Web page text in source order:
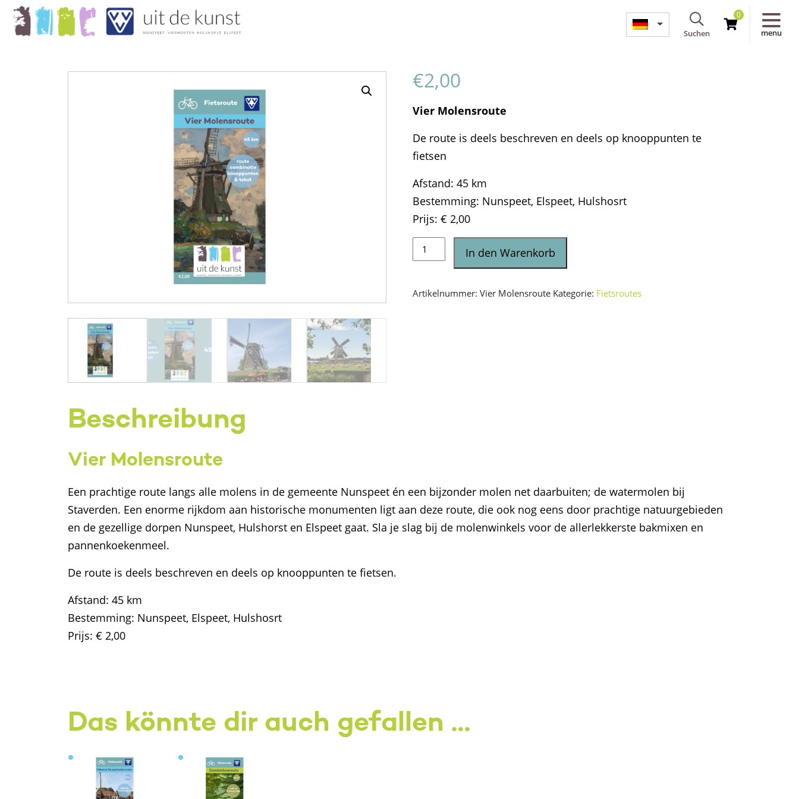
Suchen
0
menu
€2,00
Vier Molensroute
De route is deels beschreven en deels op knooppunten te
fietsen
Afstand: 45 km
Bestemming: Nunspeet, Elspeet, Hulshosrt
Prijs: € 2,00
Vier
Molensroute
Menge
In den Warenkorb
Artikelnummer:Vier Molensroute Kategorie: Fietsroutes
Beschreibung
Vier Molensroute
Een prachtige route langs alle molens in de gemeente Nunspeet én een bijzonder molen net daarbuiten; de watermolen bij
Staverden. Een enorme rijkdom aan historische monumenten ligt aan deze route, die ook nog eens door prachtige natuurgebieden
en de gezellige dorpen Nunspeet, Hulshorst en Elspeet gaat. Sla je slag bij de molenwinkels voor de allerlekkerste bakmixen en
pannenkoekenmeel.
De route is deels beschreven en deels op knooppunten te fietsen.
Afstand: 45 km
Bestemming: Nunspeet, Elspeet, Hulshosrt
Prijs: € 2,00
Das könnte dir auch gefallen …